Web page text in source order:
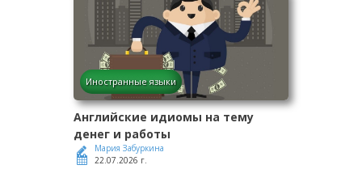
Иностранные языки
Английские идиомы на тему
денег и работы
Мария Забуркина
22.07.2026 г.